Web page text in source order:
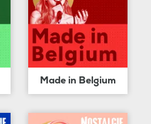
Made in Belgium